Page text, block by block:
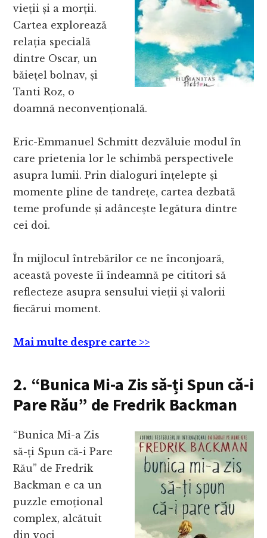
vieții și a morții.
Cartea explorează
relația specială
dintre Oscar, un
băiețel bolnav, și
Tanti Roz, o
doamnă neconvențională.
Eric-Emmanuel Schmitt dezvăluie modul în
care prietenia lor le schimbă perspectivele
asupra lumii. Prin dialoguri înțelepte și
momente pline de tandrețe, cartea dezbată
teme profunde și adâncește legătura dintre
cei doi.
În mijlocul întrebărilor ce ne înconjoară,
această poveste îi îndeamnă pe cititori să
reflecteze asupra sensului vieții și valorii
fiecărui moment.
Mai multe despre carte >>
2. “Bunica Mi-a Zis să-ți Spun că-i
Pare Rău” de Fredrik Backman
“Bunica Mi-a Zis
să-ți Spun că-i Pare
Rău” de Fredrik
Backman e ca un
puzzle emoțional
complex, alcătuit
din voci